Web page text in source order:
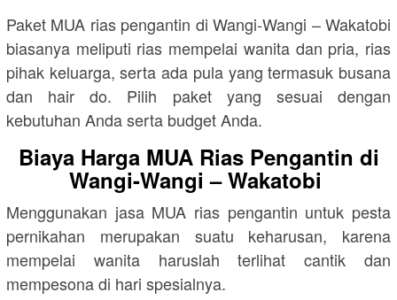
Paket MUA rias pengantin di Wangi-Wangi – Wakatobi
biasanya meliputi rias mempelai wanita dan pria, rias
pihak keluarga, serta ada pula yang termasuk busana
dan hair do. Pilih paket yang sesuai dengan
kebutuhan Anda serta budget Anda.
Biaya Harga MUA Rias Pengantin di
Wangi-Wangi – Wakatobi
Menggunakan jasa MUA rias pengantin untuk pesta
pernikahan merupakan suatu keharusan, karena
mempelai wanita haruslah terlihat cantik dan
mempesona di hari spesialnya.